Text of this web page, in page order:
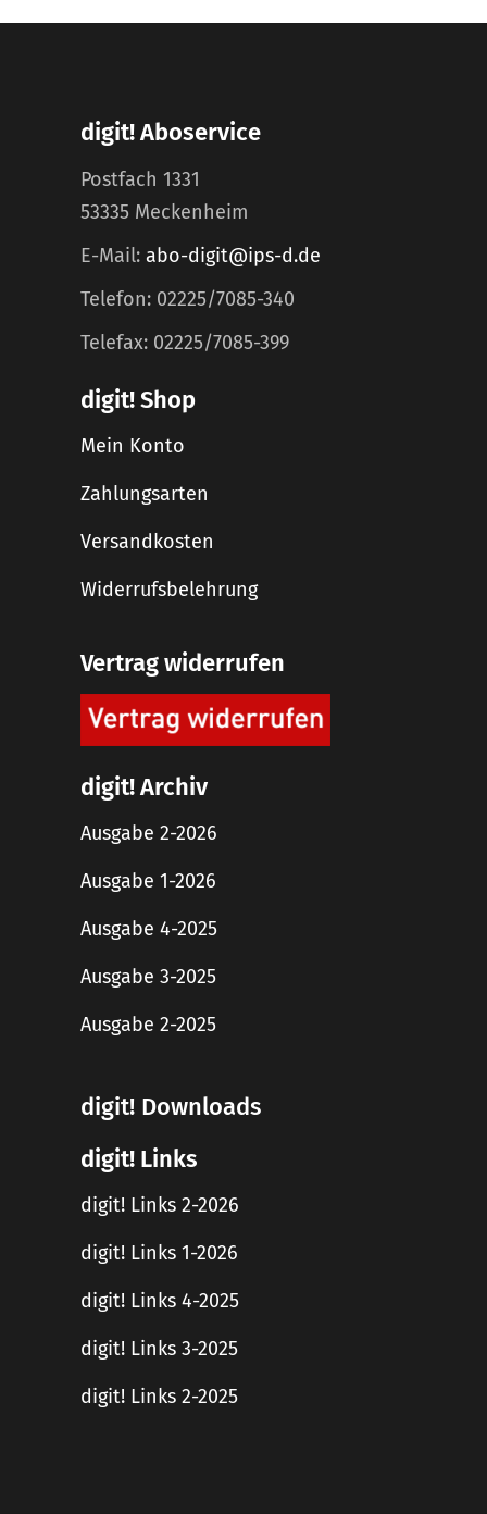
digit! Aboservice
Postfach 1331
53335 Meckenheim
E-Mail: abo-digit@ips-d.de
Telefon: 02225/7085-340
Telefax: 02225/7085-399
digit! Shop
Mein Konto
Zahlungsarten
Versandkosten
Widerrufsbelehrung
Vertrag widerrufen
digit! Archiv
Ausgabe 2-2026
Ausgabe 1-2026
Ausgabe 4-2025
Ausgabe 3-2025
Ausgabe 2-2025
digit! Downloads
digit! Links
digit! Links 2-2026
digit! Links 1-2026
digit! Links 4-2025
digit! Links 3-2025
digit! Links 2-2025